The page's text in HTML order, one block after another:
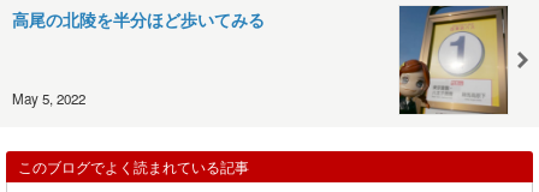
高尾の北陵を半分ほど歩いてみる
May 5, 2022
このブログでよく読まれている記事